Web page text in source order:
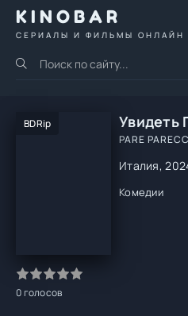
KINOBAR
СЕРИАЛЫ И ФИЛЬМЫ ОНЛАЙН
BDRip Увидеть
PARE
Италия,
Комедии
0голосов